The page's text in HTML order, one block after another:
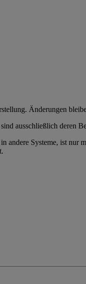
Änderungen
ausschließlich deren
andere Systeme, ist nur